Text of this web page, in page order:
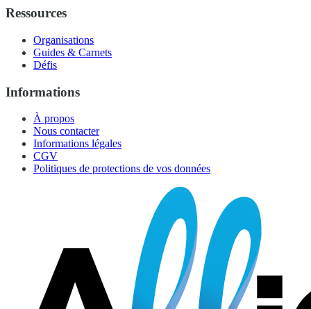
Ressources
Organisations
Guides & Carnets
Défis
Informations
À propos
Nous contacter
Informations légales
CGV
Politiques de protections de vos données